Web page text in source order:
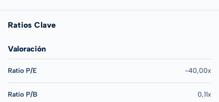
Ratios Clave
Valoración
Ratio P/E -40,00x
Ratio P/B 0,11x